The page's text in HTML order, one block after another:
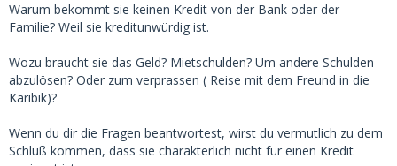
Warum bekommt sie keinen Kredit von der Bank oder der
Familie? Weil sie kreditunwürdig ist.
Wozu braucht sie das Geld? Mietschulden? Um andere Schulden
abzulösen? Oder zum verprassen ( Reise mit dem Freund in die
Karibik)?
Wenn du dir die Fragen beantwortest, wirst du vermutlich zu dem
Schluß kommen, dass sie charakterlich nicht für einen Kredit